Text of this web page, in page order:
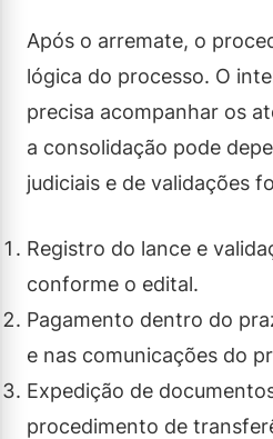
Após o arremate, o
lógica do processo. O
precisa acompanhar os
a consolidação pode
judiciais e de validações
Registro do lance e
conforme o edital.
Pagamento dentro do
e nas comunicações do
Expedição de
procedimento de